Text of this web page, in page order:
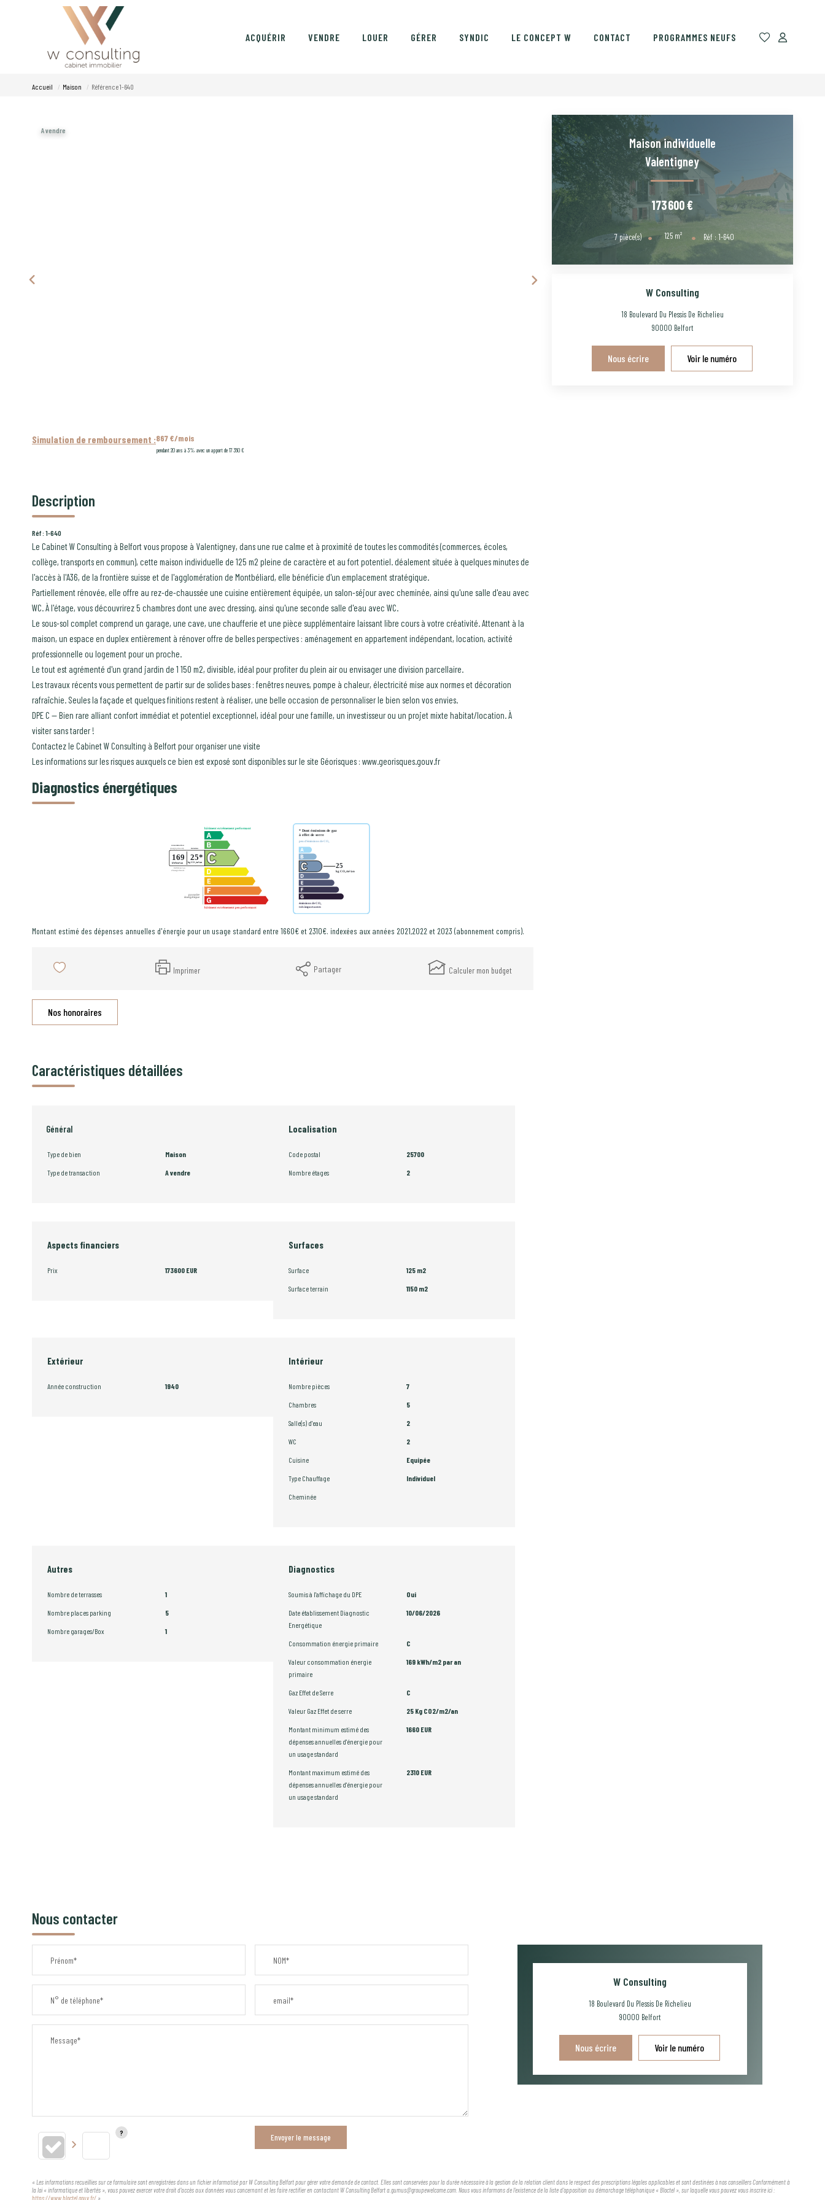
ACQUÉRIR VENDRE LOUER GÉRER SYNDIC LE CONCEPT W CONTACT PROGRAMMES NEUFS
Accueil Maison Référence 1-640
A vendre
Simulation de remboursement :867 €/mois
pendant 20 ans à 3% avec un apport de 17 360 €
Description
Réf : 1-640
Le Cabinet W Consulting à Belfort vous propose à Valentigney, dans une rue calme et à proximité de toutes les commodités (commerces, écoles,
collège, transports en commun), cette maison individuelle de 125 m2 pleine de caractère et au fort potentiel. déalement située à quelques minutes de
l'accès à l'A36, de la frontière suisse et de l'agglomération de Montbéliard, elle bénéficie d'un emplacement stratégique.
Partiellement rénovée, elle offre au rez-de-chaussée une cuisine entièrement équipée, un salon-séjour avec cheminée, ainsi qu'une salle d'eau avec
WC. À l'étage, vous découvrirez 5 chambres dont une avec dressing, ainsi qu'une seconde salle d'eau avec WC.
Le sous-sol complet comprend un garage, une cave, une chaufferie et une pièce supplémentaire laissant libre cours à votre créativité. Attenant à la
maison, un espace en duplex entièrement à rénover offre de belles perspectives : aménagement en appartement indépendant, location, activité
professionnelle ou logement pour un proche.
Le tout est agrémenté d'un grand jardin de 1 150 m2, divisible, idéal pour profiter du plein air ou envisager une division parcellaire.
Les travaux récents vous permettent de partir sur de solides bases : fenêtres neuves, pompe à chaleur, électricité mise aux normes et décoration
rafraîchie. Seules la façade et quelques finitions restent à réaliser, une belle occasion de personnaliser le bien selon vos envies.
DPE C -- Bien rare alliant confort immédiat et potentiel exceptionnel, idéal pour une famille, un investisseur ou un projet mixte habitat/location. À
visiter sans tarder !
Contactez le Cabinet W Consulting à Belfort pour organiser une visite
Les informations sur les risques auxquels ce bien est exposé sont disponibles sur le site Géorisques : www.georisques.gouv.fr
Diagnostics énergétiques
Montant estimé des dépenses annuelles d'énergie pour un usage standard entre 1660€ et 2310€. indexées aux années 2021,2022 et 2023 (abonnement compris).
Imprimer Partager Calculer mon budget
Nos honoraires
Caractéristiques détaillées
Général
Type de bien Maison
Type de transaction A vendre
Localisation
Code postal 25700
Nombre étages 2
Aspects financiers
Prix 173600 EUR
Surfaces
Surface 125 m2
Surface terrain 1150 m2
Extérieur
Année construction 1940
Intérieur
Nombre pièces 7
Chambres 5
Salle(s) d'eau 2
WC 2
Cuisine Equipée
Type Chauffage Individuel
Cheminée
Autres
Nombre de terrasses 1
Nombre places parking 5
Nombre garages/Box 1
Diagnostics
Soumis à l'affichage du DPE Oui
Date établissement Diagnostic
Energétique
10/06/2026
Consommation énergie primaire C
Valeur consommation énergie
primaire
169 kWh/m2 par an
Gaz Effet de Serre C
Valeur Gaz Effet de serre 25 Kg CO2/m2/an
Montant minimum estimé des
dépenses annuelles d'énergie pour
un usage standard
1660 EUR
Montant maximum estimé des
dépenses annuelles d'énergie pour
un usage standard
2310 EUR
Maison individuelle
Valentigney
173 600 €
7pièce(s) 125 m² Réf : 1-640
W Consulting
18 Boulevard Du Plessis De Richelieu
90000 Belfort
Nous écrire Voir le numéro
Nous contacter
Prénom* NOM*
N° de téléphone* email*
Message*
Envoyer le message
W Consulting
18 Boulevard Du Plessis De Richelieu
90000 Belfort
Nous écrire Voir le numéro
« Les informations recueillies sur ce formulaire sont enregistrées dans un fichier informatisé par W Consulting Belfort pour gérer votre demande de contact. Elles sont conservées pour la durée nécessaire à la gestion de la relation client dans le respect des prescriptions légales applicables et sont destinées à nos conseillers Conformément à
la loi « informatique et libertés », vous pouvez exercer votre droit d'accès aux données vous concernant et les faire rectifier en contactant W Consulting Belfort a.gumus@groupewelcome.com. Nous vous informons de l'existence de la liste d'opposition au démarchage téléphonique « Bloctel », sur laquelle vous pouvez vous inscrire ici :
https://www.bloctel.gouv.fr/ »